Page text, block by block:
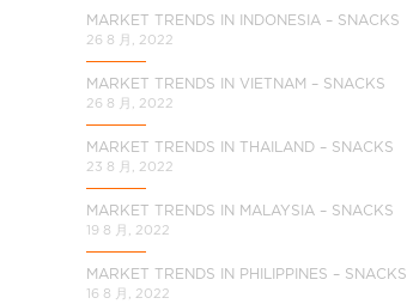
C
h
i
n
MARKET TRENDS IN INDONESIA – SNACKS
26 8 月, 2022
MARKET TRENDS IN VIETNAM – SNACKS
26 8 月, 2022
MARKET TRENDS IN THAILAND – SNACKS
23 8 月, 2022
MARKET TRENDS IN MALAYSIA – SNACKS
19 8 月, 2022
MARKET TRENDS IN PHILIPPINES – SNACKS
16 8 月, 2022